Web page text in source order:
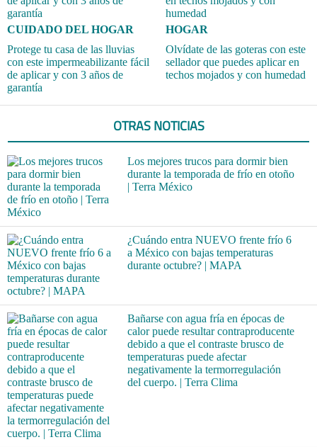
CUIDADO DEL HOGAR
Protege tu casa de las lluvias
con este impermeabilizante fácil
de aplicar y con 3 años de
garantía
HOGAR
Olvídate de las goteras con este
sellador que puedes aplicar en
techos mojados y con humedad
OTRAS NOTICIAS
Los mejores trucos para dormir bien
durante la temporada de frío en otoño
| Terra México
¿Cuándo entra NUEVO frente frío 6
a México con bajas temperaturas
durante octubre? | MAPA
Bañarse con agua fría en épocas de
calor puede resultar contraproducente
debido a que el contraste brusco de
temperaturas puede afectar
negativamente la termorregulación
del cuerpo. | Terra Clima